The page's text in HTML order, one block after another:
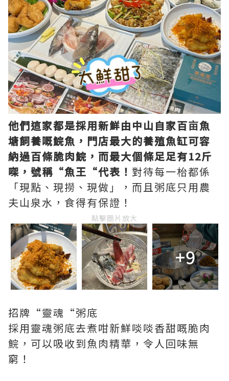
他們這家都是採用新鮮由中山自家百亩魚
塘飼養嘅鯇魚，門店最大的養殖魚缸可容
納過百條脆肉鯇，而最大個條足足有12斤
㗎，號稱“魚王“代表！ 對待每一枱都係
「現點、現撈、現做」，而且粥底只用農
夫山泉水，食得有保證！
點擊圖片放大
+9
招牌“靈魂“粥底
採用靈魂粥底去煮咁新鮮啖啖香甜嘅脆肉
鯇，可以吸收到魚肉精華，令人回味無
窮！